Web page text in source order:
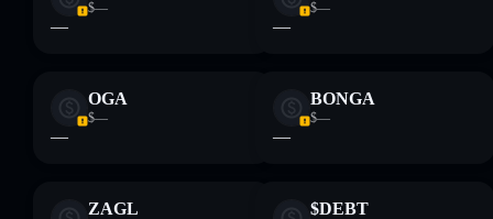
$—
—
$—
—
OGA
$—
—
BONGA
$—
—
ZAGL $DEBT